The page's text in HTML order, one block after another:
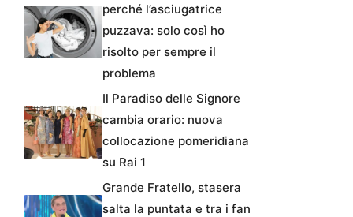
perché l’asciugatrice
puzzava: solo così ho
risolto per sempre il
problema
Il Paradiso delle Signore
cambia orario: nuova
collocazione pomeridiana
su Rai 1
Grande Fratello, stasera
salta la puntata e tra i fan